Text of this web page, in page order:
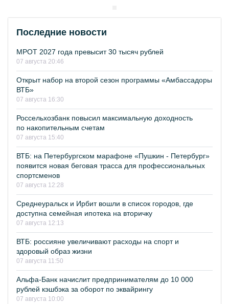
Последние новости
МРОТ 2027 года превысит 30 тысяч рублей
07 августа 20:46
Открыт набор на второй сезон программы «Амбассадоры
ВТБ»
07 августа 16:30
Россельхозбанк повысил максимальную доходность
по накопительным счетам
07 августа 15:40
ВТБ: на Петербургском марафоне «Пушкин - Петербург»
появится новая беговая трасса для профессиональных
спортсменов
07 августа 12:28
Среднеуральск и Ирбит вошли в список городов, где
доступна семейная ипотека на вторичку
07 августа 12:13
ВТБ: россияне увеличивают расходы на спорт и
здоровый образ жизни
07 августа 11:50
Альфа-Банк начислит предпринимателям до 10 000
рублей кэшбэка за оборот по эквайрингу
07 августа 10:00